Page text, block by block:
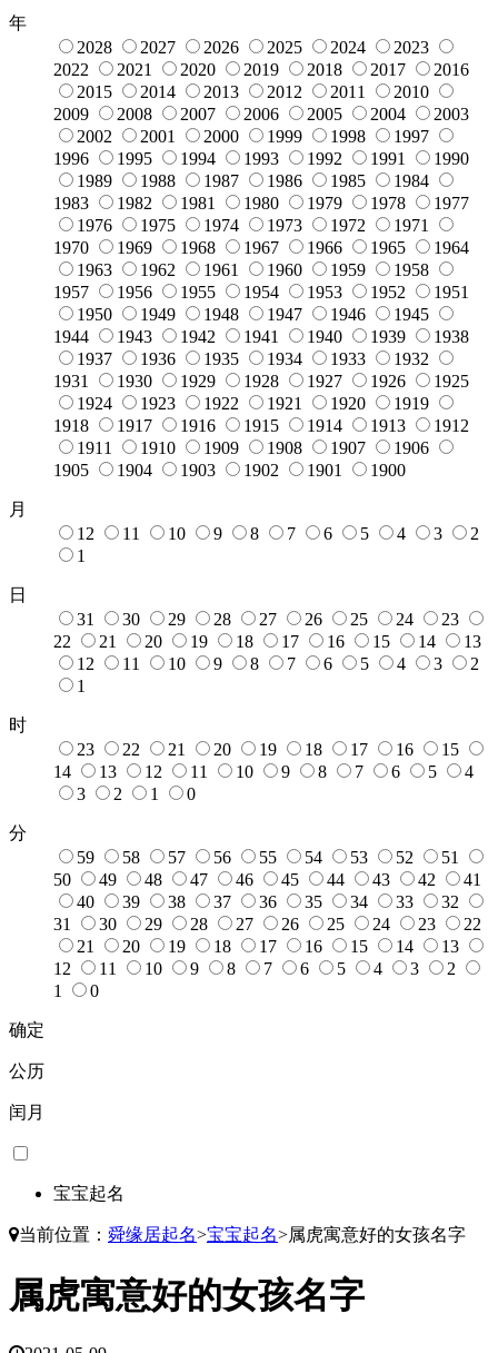
年
2028
2027 2026 2025 2024
2023
2022
2021 2020 2019 2018 2017
2016
2015
2014 2013 2012 2011
2010
2009
2008 2007 2006 2005 2004
2003
2002
2001 2000 1999 1998
1997
1996
1995 1994 1993 1992 1991
1990
1989
1988 1987 1986 1985
1984
1983
1982 1981 1980 1979 1978
1977
1976
1975 1974 1973 1972
1971
1970
1969 1968 1967 1966 1965
1964
1963
1962 1961 1960 1959
1958
1957
1956 1955 1954 1953 1952
1951
1950
1949 1948 1947 1946
1945
1944
1943 1942 1941 1940 1939
1938
1937
1936 1935 1934 1933
1932
1931
1930 1929 1928 1927 1926
1925
1924
1923 1922 1921 1920
1919
1918
1917 1916 1915 1914 1913
1912
1911
1910 1909 1908 1907
1906
1905
1904 1903 1902 1901 1900
月
12
11 10 9 8 7 6 5 4 3
2
1
日
31
30 29 28 27 26 25 24
23
22
21 20 19 18 17 16 15 14
13
12
11 10 9 8 7 6 5 4 3
2
1
时
23
22 21 20 19 18 17 16
15
14
13 12 11 10 9 8 7 6 5
4
3
2 1 0
分
59
58 57 56 55 54 53 52
51
50
49 48 47 46 45 44 43 42
41
40
39 38 37 36 35 34 33
32
31
30 29 28 27 26 25 24 23
22
21
20 19 18 17 16 15 14
13
12
11 10 9 8 7 6 5 4 3
2
1
0
确定
公历
闰月
宝宝起名
当前位置： 舜缘居起名>宝宝起名>属虎寓意好的女孩名字
属虎寓意好的女孩名字